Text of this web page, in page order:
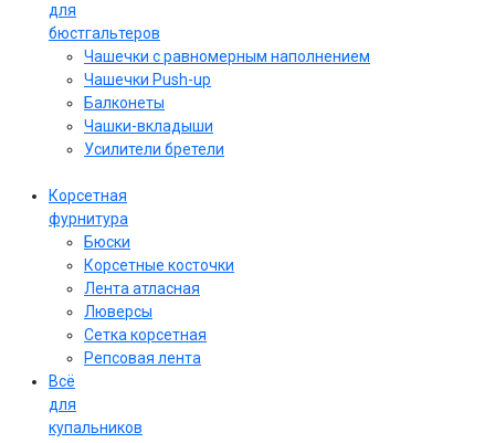
для
бюстгальтеров
Чашечки с равномерным наполнением
Чашечки Push-up
Балконеты
Чашки-вкладыши
Усилители бретели
Корсетная
фурнитура
Бюски
Корсетные косточки
Лента атласная
Люверсы
Сетка корсетная
Репсовая лента
Всё
для
купальников